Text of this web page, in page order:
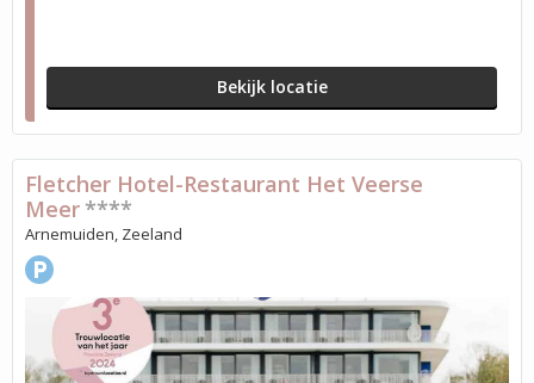
Bekijk locatie
Fletcher Hotel-Restaurant Het Veerse
Meer ****
Arnemuiden, Zeeland